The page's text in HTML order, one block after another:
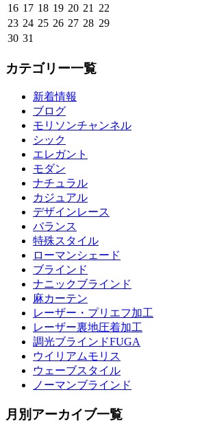
16 17 18 19 20 21
22
23 24 25 26 27 28 29
30 31
カテゴリー一覧
新着情報
ブログ
モリソンチャンネル
シック
エレガント
モダン
ナチュラル
カジュアル
デザインレース
バランス
特殊スタイル
ローマンシェード
ブラインド
ナニックブラインド
麻カーテン
レーザー・プリエフ加工
レーザー裏地圧着加工
調光ブラインドFUGA
ウイリアムモリス
ウェーブスタイル
ノーマンブラインド
月別アーカイブ一覧